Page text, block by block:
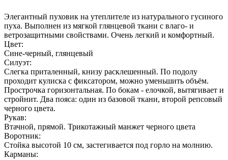
Элегантный пуховик на утеплителе из натурального гусиного
пуха. Выполнен из мягкой глянцевой ткани с влаго- и
ветрозащитными свойствами. Очень легкий и комфортный.
Цвет:
Сине-черный, глянцевый
Силуэт:
Слегка приталенный, книзу расклешенный. По подолу
проходит кулиска с фиксатором, можно уменьшить объём.
Прострочка горизонтальная. По бокам - елочкой, вытягивает и
стройнит. Два пояса: один из базовой ткани, второй репсовый
черного цвета.
Рукав:
Втачной, прямой. Трикотажный манжет черного цвета
Воротник:
Стойка высотой 10 см, застегивается под горло на молнию.
Карманы: